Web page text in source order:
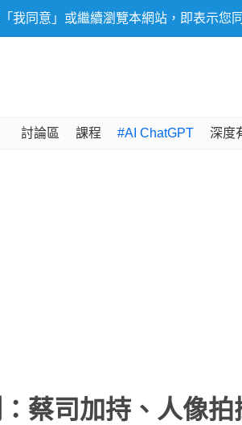
我同意」或繼續瀏覽本網站，即表示您
討論區 課程 #AI ChatGPT 深度
蔡司加持、人像拍